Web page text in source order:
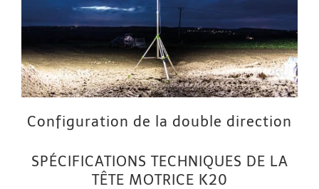
Configuration de la double direction
SPÉCIFICATIONS TECHNIQUES DE LA
TÊTE MOTRICE K20